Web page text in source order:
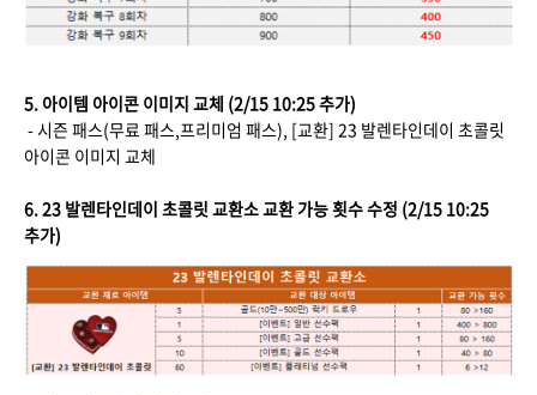
5. 아이템 아이콘 이미지 교체 (2/15 10:25 추가)
- 시즌 패스(무료 패스,프리미엄 패스), [교환] 23 발렌타인데이 초콜릿
아이콘 이미지 교체
6. 23 발렌타인데이 초콜릿 교환소 교환 가능 횟수 수정 (2/15 10:25
추가)